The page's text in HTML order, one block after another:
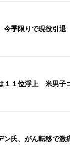
今季限りで現役引
１１位浮上 米男子
ン氏、がん転移で激